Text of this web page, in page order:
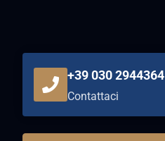
+39 030 2944364
Contattaci